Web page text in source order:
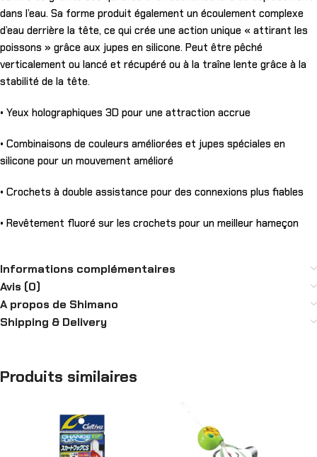
dans l’eau. Sa forme produit également un écoulement complexe
d’eau derrière la tête, ce qui crée une action unique « attirant les
poissons » grâce aux jupes en silicone. Peut être pêché
verticalement ou lancé et récupéré ou à la traîne lente grâce à la
stabilité de la tête.
• Yeux holographiques 3D pour une attraction accrue
• Combinaisons de couleurs améliorées et jupes spéciales en
silicone pour un mouvement amélioré
• Crochets à double assistance pour des connexions plus fiables
• Revêtement fluoré sur les crochets pour un meilleur hameçon
Informations complémentaires
Avis (0)
A propos de Shimano
Shipping & Delivery
Produits similaires